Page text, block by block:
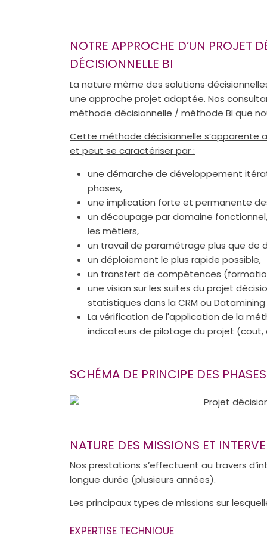
NOTRE APPROCHE D’UN PROJET
DÉCISIONNELLE BI
La nature même des solutions
une approche projet adaptée. Nos
méthode décisionnelle / méthode BI que
Cette méthode décisionnelle s’apparente
et peut se caractériser par :
une démarche de développement
phases,
une implication forte et permanente
un découpage par domaine
les métiers,
un travail de paramétrage plus que de
un déploiement le plus rapide possible,
un transfert de compétences
une vision sur les suites du projet
statistiques dans la CRM ou
La vérification de l'application de la
indicateurs de pilotage du projet (cout,
SCHÉMA DE PRINCIPE DES
NATURE DES MISSIONS ET
Nos prestations s’effectuent au travers
longue durée (plusieurs années).
Les principaux types de missions sur
EXPERTISE TECHNIQUE